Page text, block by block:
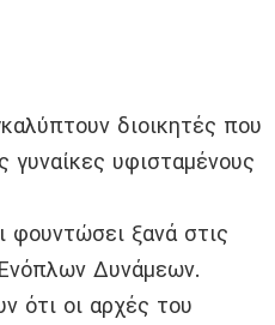
διοικητές που
γυναίκες υφισταμένους
φουντώσει ξανά στις
Δυνάμεων.
ότι οι αρχές του